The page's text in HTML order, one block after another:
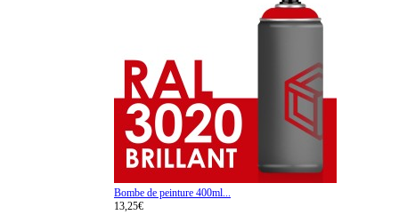
Bombe de peinture 400ml...
13,25€